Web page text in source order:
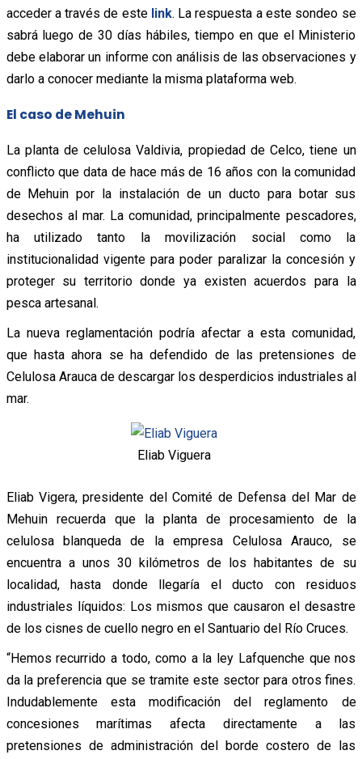
acceder a través de este link. La respuesta a este sondeo se
sabrá luego de 30 días hábiles, tiempo en que el Ministerio
debe elaborar un informe con análisis de las observaciones y
darlo a conocer mediante la misma plataforma web.
El caso de Mehuin
La planta de celulosa Valdivia, propiedad de Celco, tiene un
conflicto que data de hace más de 16 años con la comunidad
de Mehuin por la instalación de un ducto para botar sus
desechos al mar. La comunidad, principalmente pescadores,
ha utilizado tanto la movilización social como la
institucionalidad vigente para poder paralizar la concesión y
proteger su territorio donde ya existen acuerdos para la
pesca artesanal.
La nueva reglamentación podría afectar a esta comunidad,
que hasta ahora se ha defendido de las pretensiones de
Celulosa Arauca de descargar los desperdicios industriales al
mar.
Eliab Viguera
Eliab Vigera, presidente del Comité de Defensa del Mar de
Mehuin recuerda que la planta de procesamiento de la
celulosa blanqueda de la empresa Celulosa Arauco, se
encuentra a unos 30 kilómetros de los habitantes de su
localidad, hasta donde llegaría el ducto con residuos
industriales líquidos: Los mismos que causaron el desastre
de los cisnes de cuello negro en el Santuario del Río Cruces.
“Hemos recurrido a todo, como a la ley Lafquenche que nos
da la preferencia que se tramite este sector para otros fines.
Indudablemente esta modificación del reglamento de
concesiones marítimas afecta directamente a las
pretensiones de administración del borde costero de las